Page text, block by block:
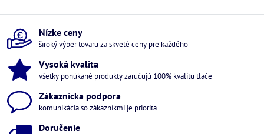
Nízke ceny
široký výber tovaru za skvelé ceny pre každého
Vysoká kvalita
všetky ponúkané produkty zaručujú 100% kvalitu tlače
Zákaznícka podpora
komunikácia so zákazníkmi je priorita
Doručenie